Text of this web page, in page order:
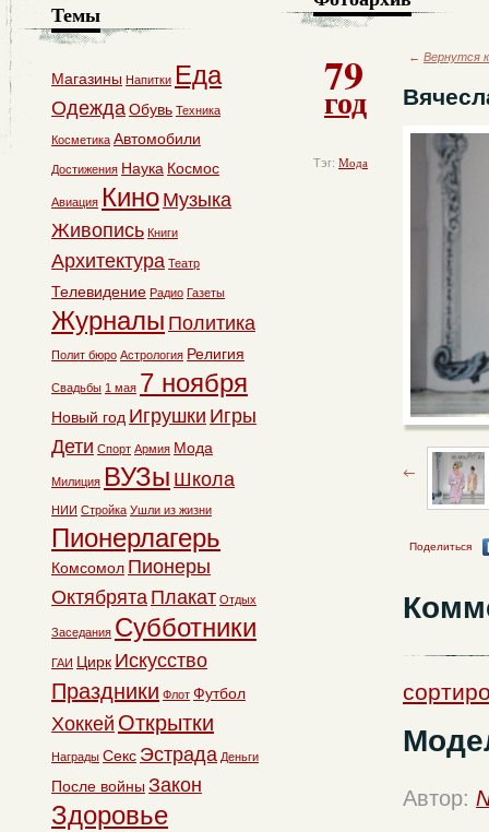
79
год
Тэг: Мода
← Вернутся
Поделиться
Автор:
Темы
Магазины Напитки Еда
ОдеждаОбувь Техника
Косметика Автомобили
Достижения Наука Космос
Авиация Кино Музыка
Живопись Книги
Архитектура Театр
Телевидение Радио Газеты
Журналы Политика
Полит бюро Астрология Религия
Свадьбы 1 мая 7 ноября
Новый год Игрушки Игры
Дети Спорт Армия Мода
Милиция ВУЗы Школа
НИИ Стройка Ушли из жизни
Пионерлагерь
Комсомол Пионеры
Октябрята Плакат Отдых
Заседания Субботники
ГАИ Цирк Искусство
Праздники Флот Футбол
Хоккей Открытки
Награды Секс Эстрада Деньги
После войны Закон
Здоровье